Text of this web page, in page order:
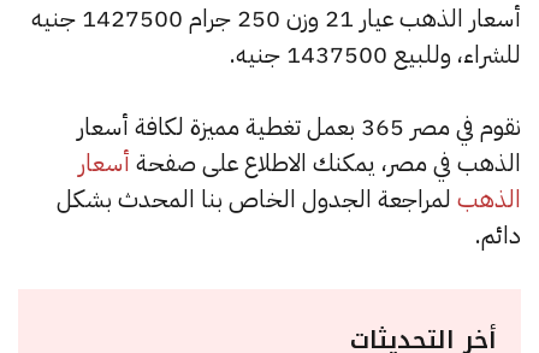
أسعار الذهب عيار 21 وزن 250 جرام 1427500 جنيه
للشراء، وللبيع 1437500 جنيه.
نقوم في مصر 365 بعمل تغطية مميزة لكافة أسعار
الذهب في مصر، يمكنك الاطلاع على صفحة أسعار
الذهب لمراجعة الجدول الخاص بنا المحدث بشكل
دائم.
أخر التحديثات